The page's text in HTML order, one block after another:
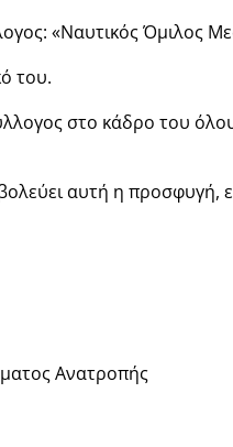
«Ναυτικός Όμιλος
του.
στο κάδρο του
αυτή η
Ανατροπής